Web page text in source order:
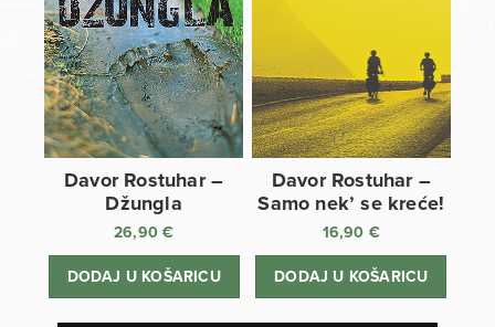
Davor Rostuhar –
Džungla
26,90€
DODAJ U KOŠARICU
Davor Rostuhar –
Samo nek’ se kreće!
16,90 €
DODAJ U KOŠARICU